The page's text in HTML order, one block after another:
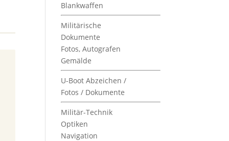
Blankwaffen
Militärische
Dokumente
Fotos, Autografen
Gemälde
U-Boot Abzeichen /
Fotos / Dokumente
Militär-Technik
Optiken
Navigation